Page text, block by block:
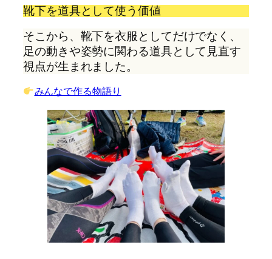
靴下を道具として使う価値
そこから、靴下を衣服としてだけでなく、
足の動きや姿勢に関わる道具として見直す
視点が生まれました。
みんなで作る物語り